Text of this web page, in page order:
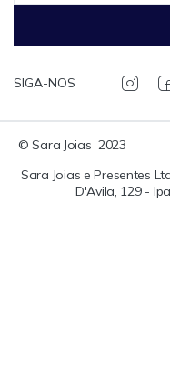
SIGA-NOS
© Sara Joias  2023
Sara Joias e Presentes
D'Avila, 129 -